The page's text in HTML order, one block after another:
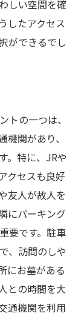
しい空間を確
したアクセス
ができるでし
トの一つは、
関があり、
。特に、JRや
クセスも良好
友人が故人を
にパーキング
要です。駐車
、訪問のしや
にお墓がある
との時間を大
通機関を利用